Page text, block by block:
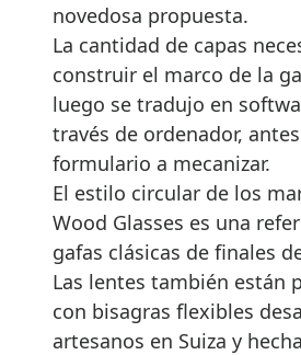
novedosa propuesta.
La cantidad de capas
construir el marco de la
luego se tradujo en
través de ordenador,
formulario a mecanizar.
El estilo circular de los
Wood Glasses es una
gafas clásicas de finales
Las lentes también están
con bisagras flexibles
artesanos en Suiza y